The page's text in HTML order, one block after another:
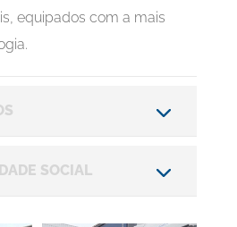
equipados com a mais
SOCIAL